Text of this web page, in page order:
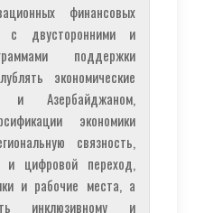
финансовых
с двусторонними и
поддержки
экономические
Азербайджаном,
экономики
связность,
и цифровой переход,
и рабочие места, а
инклюзивному и